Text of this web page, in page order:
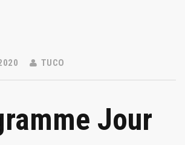
TUCO
Jour